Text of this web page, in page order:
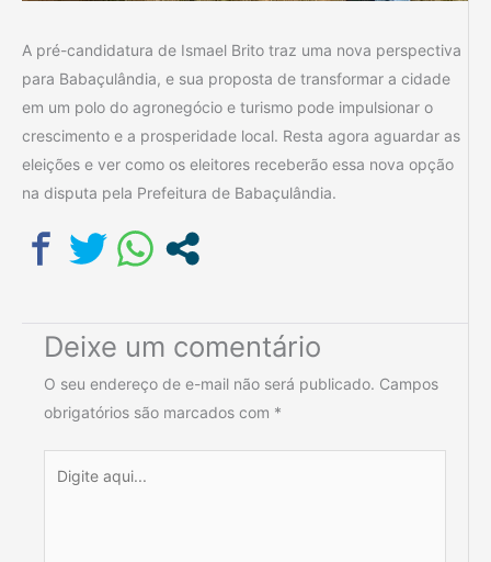
A pré-candidatura de Ismael Brito traz uma nova perspectiva
para Babaçulândia, e sua proposta de transformar a cidade
em um polo do agronegócio e turismo pode impulsionar o
crescimento e a prosperidade local. Resta agora aguardar as
eleições e ver como os eleitores receberão essa nova opção
na disputa pela Prefeitura de Babaçulândia.
Deixe um comentário
O seu endereço de e-mail não será publicado. Campos
obrigatórios são marcados com *
aqui...